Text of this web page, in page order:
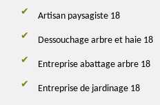
Artisan paysagiste 18
Dessouchage arbre et haie 18
Entreprise abattage arbre 18
Entreprise de jardinage 18